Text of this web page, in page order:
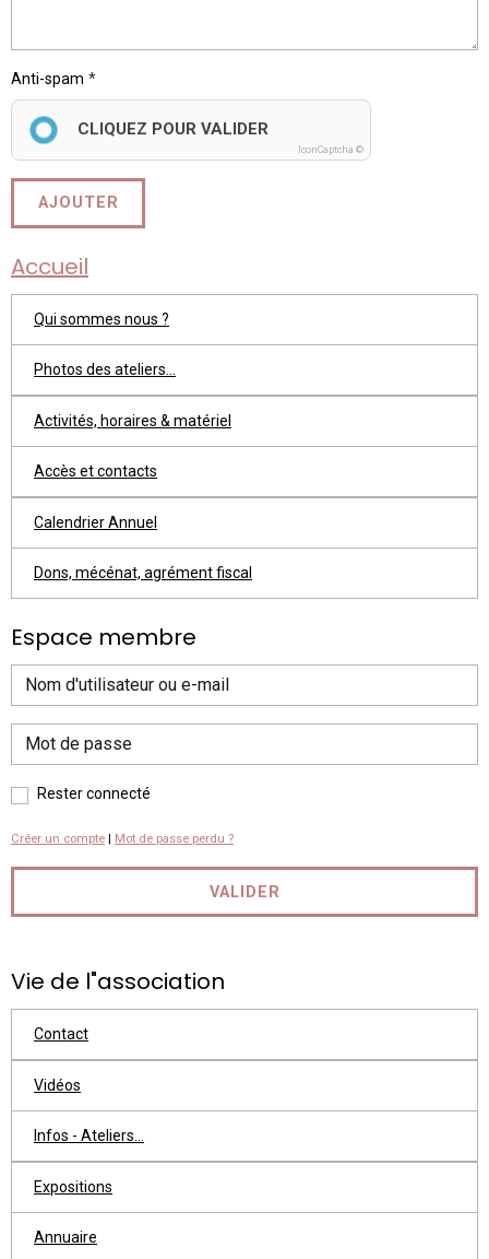
Anti-spam
CLIQUEZ POUR VALIDER
IconCaptcha ©
AJOUTER
Accueil
Qui sommes nous ?
Photos des ateliers...
Activités, horaires & matériel
Accès et contacts
Calendrier Annuel
Dons, mécénat, agrément fiscal
Espace membre
Rester connecté
Créer un compte Mot de passe perdu ?
VALIDER
Vie de l"association
Contact
Vidéos
Infos - Ateliers...
Expositions
Annuaire